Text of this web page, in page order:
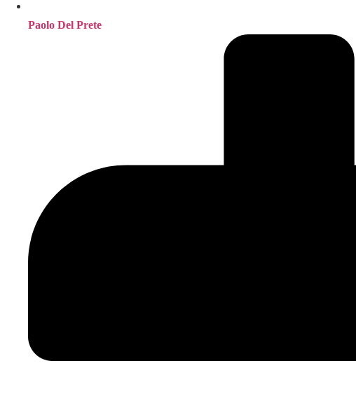
Paolo Del Prete